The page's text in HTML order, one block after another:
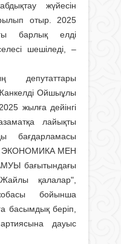
жүйесін
отыр. 2025
барлық елді
шешіледі, –
депутаттары
Ойшыұлы
жылға дейінгі
лайықты
бағдарламасы
ЭКОНОМИКА МЕН
бағытындағы
қалалар",
бойынша
басымдық беріп,
дауыс